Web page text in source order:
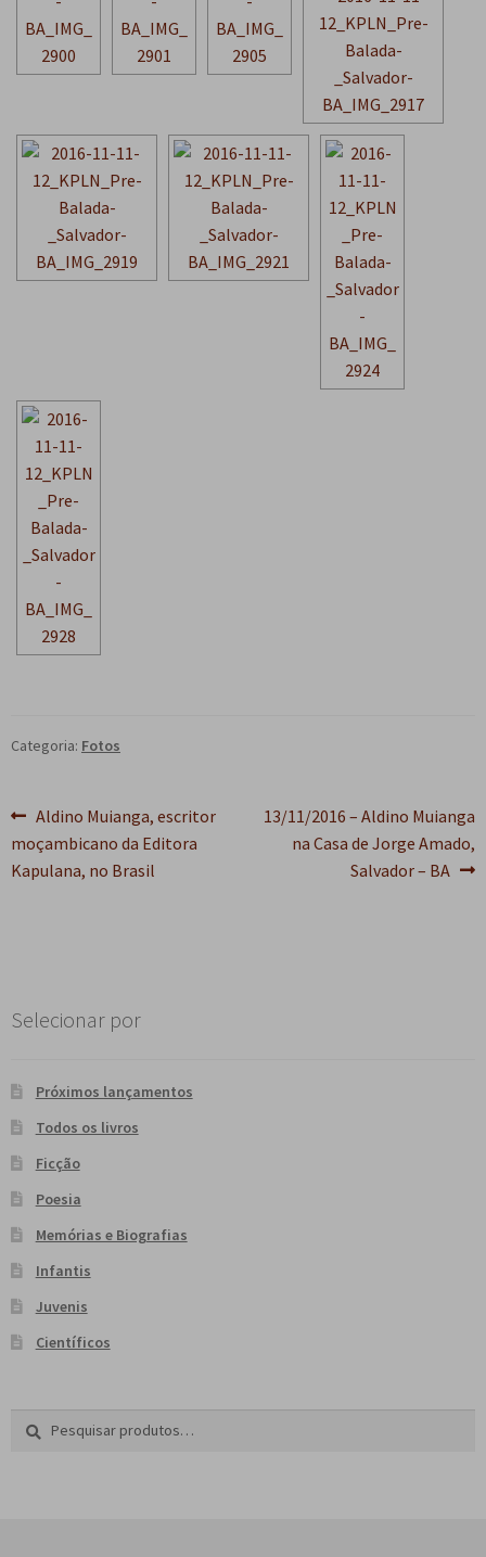
Categoria: Fotos
Navegação
de
Post
anterior:
Aldino Muianga, escritor
moçambicano da Editora
Kapulana, no Brasil
Próximo
post:
13/11/2016 – Aldino Muianga
na Casa de Jorge Amado,
Salvador – BA
Selecionar por
Próximos lançamentos
Todos os livros
Ficção
Poesia
Memórias e Biografias
Infantis
Juvenis
Científicos
Pesquisar